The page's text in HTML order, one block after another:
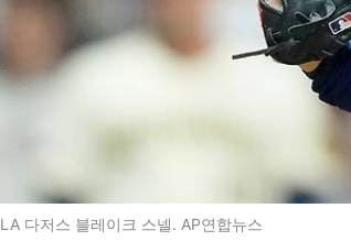
LA 다저스 블레이크 스넬. AP연합뉴스